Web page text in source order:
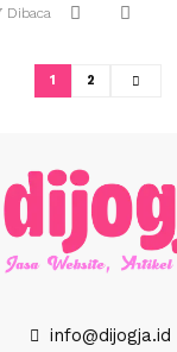
Dibaca
1 2
info@dijogja.id